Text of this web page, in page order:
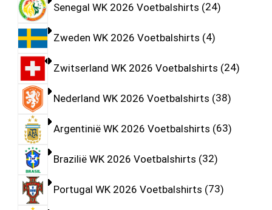
Senegal WK 2026 Voetbalshirts 24
Zweden WK 2026 Voetbalshirts 4
Zwitserland WK 2026 Voetbalshirts 24
Nederland WK 2026 Voetbalshirts 38
Argentinië WK 2026 Voetbalshirts 63
Brazilië WK 2026 Voetbalshirts 32
Portugal WK 2026 Voetbalshirts 73